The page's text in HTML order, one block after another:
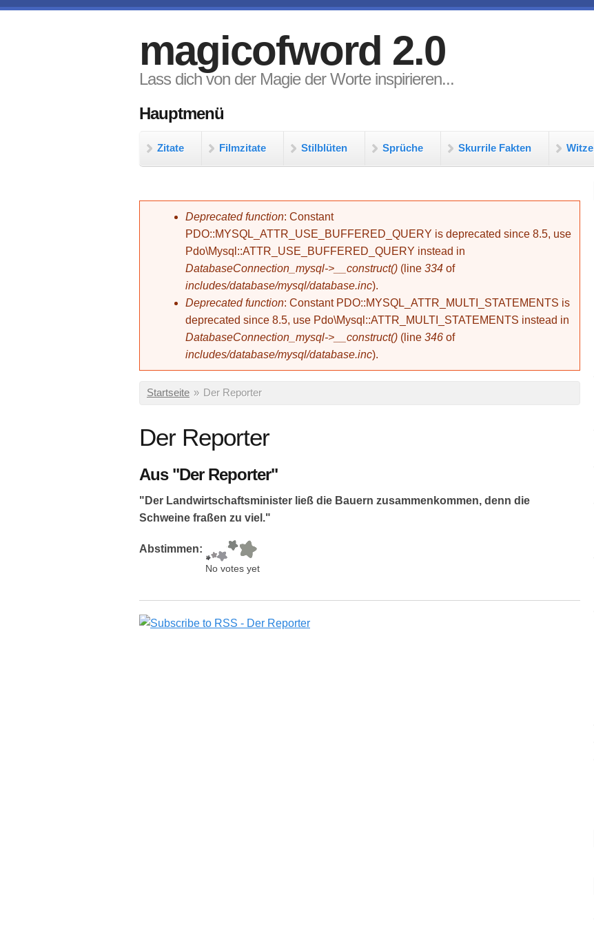
magicofword 2.0
Lass dich von der Magie der Worte inspirieren...
Hauptmenü
Zitate Filmzitate Stilblüten Sprüche Skurrile Fakten Witze
Fehlermeldung
Deprecated function: Constant
PDO::MYSQL_ATTR_USE_BUFFERED_QUERY is deprecated since 8.5, use
Pdo\Mysql::ATTR_USE_BUFFERED_QUERY instead in
DatabaseConnection_mysql->__construct() (line 334 of
includes/database/mysql/database.inc).
Deprecated function: Constant PDO::MYSQL_ATTR_MULTI_STATEMENTS is
deprecated since 8.5, use Pdo\Mysql::ATTR_MULTI_STATEMENTS instead in
DatabaseConnection_mysql->__construct() (line 346 of
includes/database/mysql/database.inc).
Sie sind hier
Startseite » Der Reporter
Der Reporter
Aus "Der Reporter"
"Der Landwirtschaftsminister ließ die Bauern zusammenkommen, denn die
Schweine fraßen zu viel."
Abstimmen:
No votes yet